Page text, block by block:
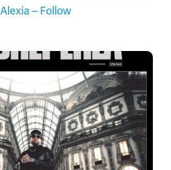
Alexia – Follow